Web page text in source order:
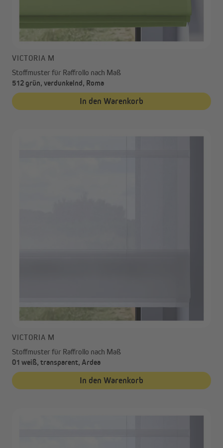
VICTORIA M
Stoffmuster für Raffrollo nach Maß
512 grün, verdunkelnd, Roma
In den Warenkorb
VICTORIA M
Stoffmuster für Raffrollo nach Maß
01 weiß, transparent, Ardea
In den Warenkorb